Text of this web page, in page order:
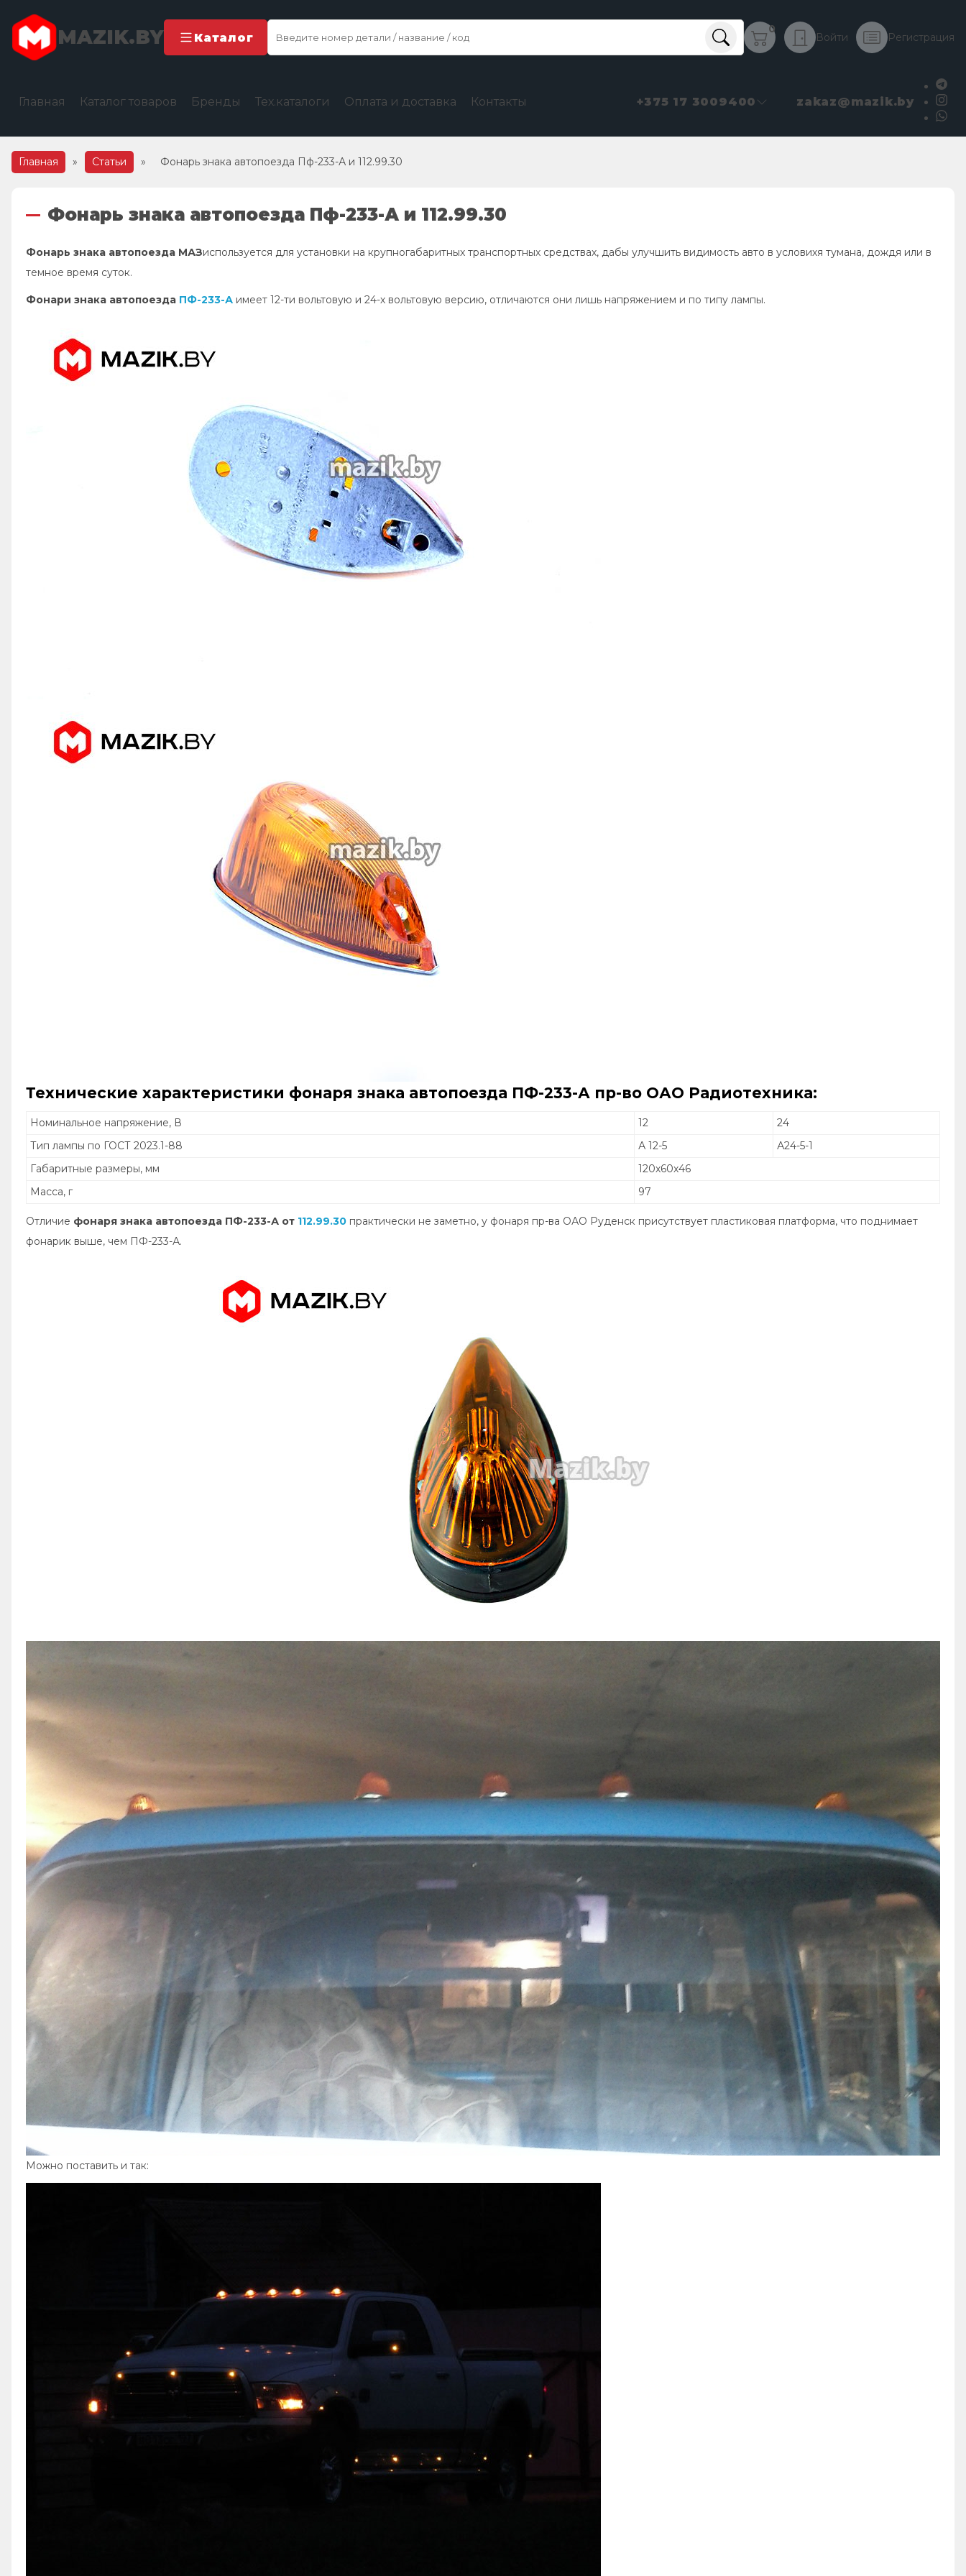
MAZIK.BY Каталог
0
Войти Регистрация
Главная Каталог товаров Бренды Тех.каталоги Оплата и доставка Контакты +375 17 3009400 zakaz@mazik.by
Главная » Статьи » Фонарь знака автопоезда Пф-233-А и 112.99.30
Фонарь знака автопоезда Пф-233-А и 112.99.30
Фонарь знака автопоезда МАЗиспользуется для установки на крупногабаритных транспортных средствах, дабы улучшить видимость авто в условихя тумана, дождя или в
темное время суток.
Фонари знака автопоезда ПФ-233-А имеет 12-ти вольтовую и 24-х вольтовую версию, отличаются они лишь напряжением и по типу лампы.
Технические характеристики фонаря знака автопоезда ПФ-233-А пр-во ОАО Радиотехника:
Номинальное напряжение, В 12
24
Тип лампы по ГОСТ 2023.1-88
А 12-5
А24-5-1
Габаритные размеры, мм
120х60х46
Масса, г
97
Отличие фонаря знака автопоезда ПФ-233-А от 112.99.30 практически не заметно, у фонаря пр-ва ОАО Руденск присутствует пластиковая платформа, что поднимает
фонарик выше, чем ПФ-233-А.
Можно поставить и так: